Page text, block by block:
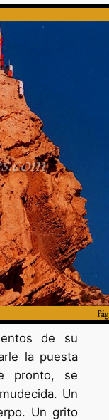
de su
la puesta
pronto, se
Un
Un grito